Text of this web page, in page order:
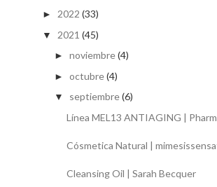
► 2022 (33)
▼ 2021 (45)
► noviembre(4)
► octubre(4)
▼ septiembre(6)
Línea MEL13 ANTIAGING |
Cósmetica Natural |
Cleansing Oil | Sarah Becquer